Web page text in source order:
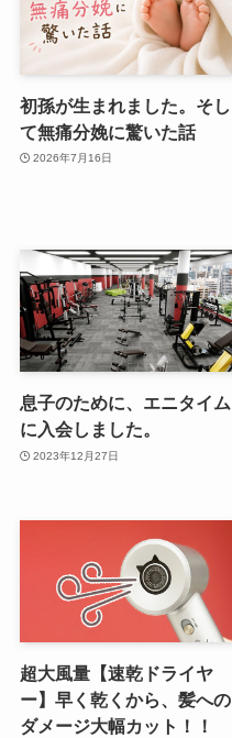
初孫が生まれました。そし
て無痛分娩に驚いた話
2026年7月16日
息子のために、エニタイム
に入会しました。
2023年12月27日
超大風量【速乾ドライヤ
ー】早く乾くから、髪への
ダメージ大幅カット！！